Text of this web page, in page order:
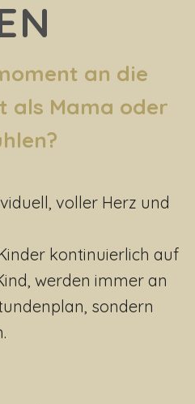
an die
als Mama oder
voller Herz und
kontinuierlich auf
werden immer an
sondern